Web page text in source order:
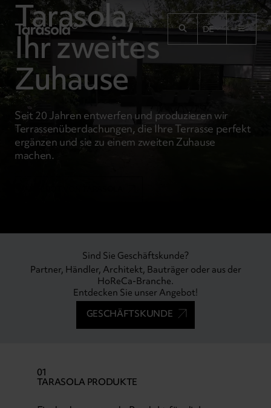
Przejdź do treści
DE
Tarasola,
Ihr zweites
Zuhause
Seit 20 Jahren entwerfen und produzieren wir
Terrassenüberdachungen, die Ihre Terrasse perfekt
ergänzen und sie zu einem zweiten Zuhause
machen.
Sind Sie Geschäftskunde?
Partner, Händler, Architekt, Bauträger oder aus der
HoReCa-Branche.
Entdecken Sie unser Angebot!
GESCHÄFTSKUNDE
01
TARASOLA PRODUKTE